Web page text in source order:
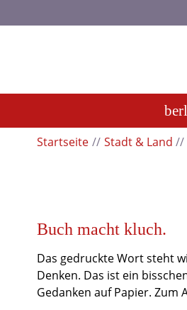
Startseite Stadt & Land
Buch macht kluch.
Das gedruckte Wort steht
Denken. Das ist ein
Gedanken auf Papier. Zum